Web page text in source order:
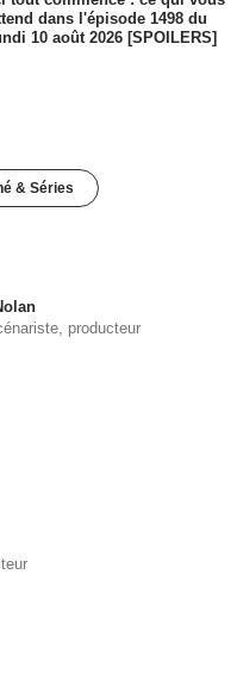
dans l'épisode 1498 du
10 août 2026 [SPOILERS]
& Séries
producteur